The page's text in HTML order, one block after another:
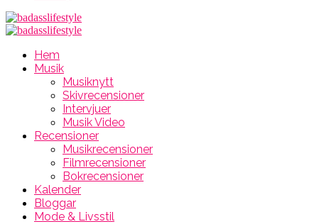
Hem
Musik
Musiknytt
Skivrecensioner
Intervjuer
Musik Video
Recensioner
Musikrecensioner
Filmrecensioner
Bokrecensioner
Kalender
Bloggar
Mode & Livsstil